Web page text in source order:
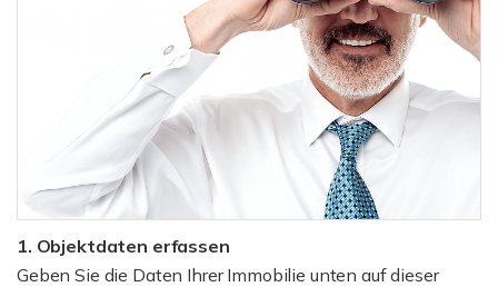
1. Objektdaten erfassen
Geben Sie die Daten Ihrer Immobilie unten auf dieser